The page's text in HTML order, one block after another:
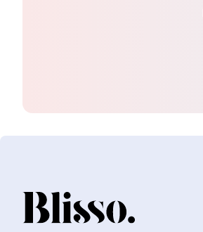
Startseite